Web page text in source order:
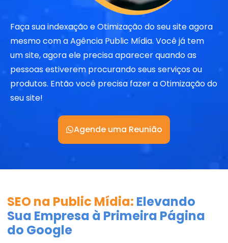
Faça sua indexação e Otimização do seu site agora
mesmo com a Agência Public Mídia. Você já tem
um site, agora ele precisa aparecer quando as
pessoas estiverem procurando seus serviços ou
produtos. Então você precisa fazer a Otimização do
seu site!
Agende uma Reunião
SEO na Public Mídia: Elevando
Sua Empresa à Primeira Página
do Google